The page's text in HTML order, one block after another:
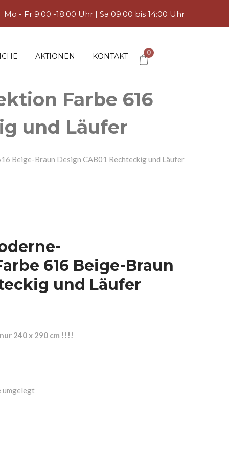
Mo - Fr 9:00 -18:00 Uhr | Sa 09:00 bis 14:00 Uhr
AKTIONEN KONTAKT 0
Farbe 616
und Läufer
Beige-Braun Design CAB01 Rechteckig und Läufer
616 Beige-Braun
und Läufer
240 x 290 cm !!!!
umgelegt